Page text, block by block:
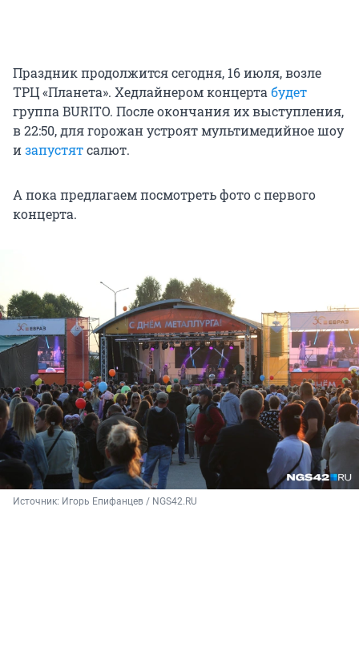
Праздник продолжится сегодня, 16 июля, возле
ТРЦ «Планета». Хедлайнером концертабудет
группа BURITO. После окончания их выступления,
в 22:50, для горожан устроят мультимедийное шоу
изапустятсалют.
А пока предлагаем посмотреть фото с первого
концерта.
Источник: Игорь Епифанцев / NGS42.RU